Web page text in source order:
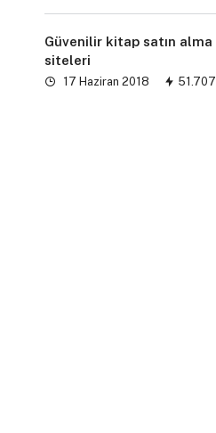
Güvenilir kitap satın alma
siteleri
17 Haziran 2018 51.707